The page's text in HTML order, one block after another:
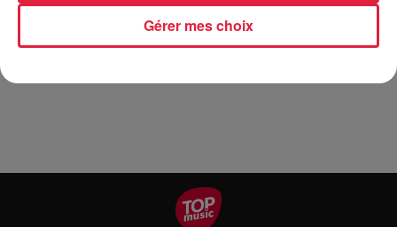
passé également à l'occasion de la semaine d'Halloween)
Gérer mes choix